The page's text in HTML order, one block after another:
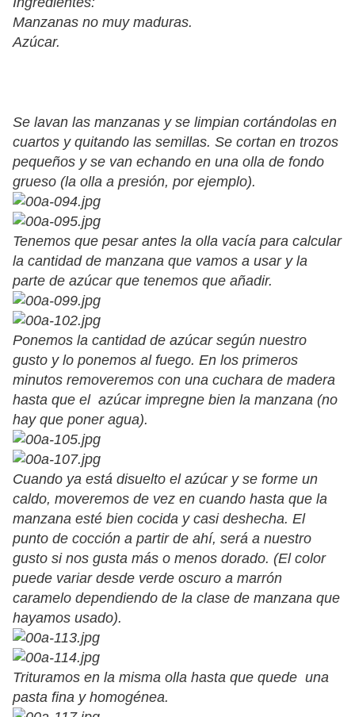
Manzanas no muy maduras.
Azúcar.
Se lavan las manzanas y se limpian cortándolas en
cuartos y quitando las semillas. Se cortan en trozos
pequeños y se van echando en una olla de fondo
grueso (la olla a presión, por ejemplo).
Tenemos que pesar antes la olla vacía para calcular
la cantidad de manzana que vamos a usar y la
parte de azúcar que tenemos que añadir.
Ponemos la cantidad de azúcar según nuestro
gusto y lo ponemos al fuego. En los primeros
minutos removeremos con una cuchara de madera
hasta que el azúcar impregne bien la manzana (no
hay que poner agua).
Cuando ya está disuelto el azúcar y se forme un
caldo, moveremos de vez en cuando hasta que la
manzana esté bien cocida y casi deshecha. El
punto de cocción a partir de ahí, será a nuestro
gusto si nos gusta más o menos dorado. (El color
puede variar desde verde oscuro a marrón
caramelo dependiendo de la clase de manzana que
hayamos usado).
Trituramos en la misma olla hasta que quede una
pasta fina y homogénea.